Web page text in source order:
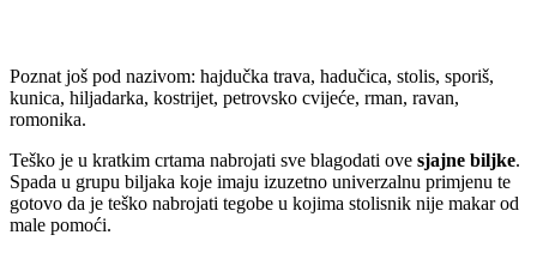
Poznat još pod nazivom: hajdučka trava, hadučica, stolis, sporiš,
kunica, hiljadarka, kostrijet, petrovsko cvijeće, rman, ravan,
romonika.
Teško je u kratkim crtama nabrojati sve blagodati ove sjajne biljke.
Spada u grupu biljaka koje imaju izuzetno univerzalnu primjenu te
gotovo da je teško nabrojati tegobe u kojima stolisnik nije makar od
male pomoći.